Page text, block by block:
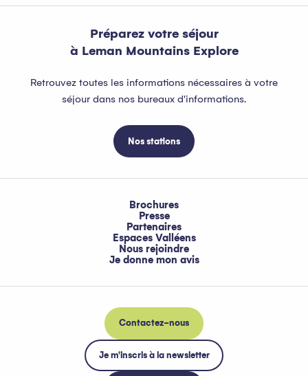
Préparez votre séjour
à Leman Mountains Explore
Retrouvez toutes les informations nécessaires à votre
séjour dans nos bureaux d'informations.
Nos stations
Brochures
Presse
Partenaires
Espaces Valléens
Nous rejoindre
Je donne mon avis
Contactez-nous
Je m'inscris à la newsletter